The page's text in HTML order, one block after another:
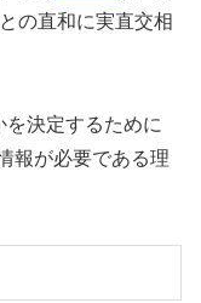
の直和に実直交相
決定するために
報が必要である理